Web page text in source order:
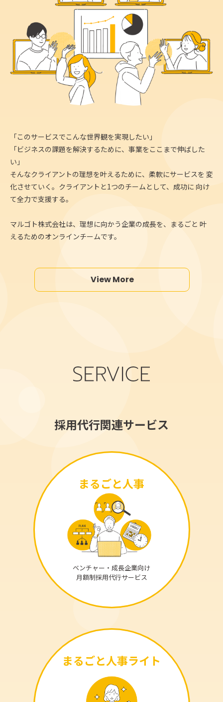
「このサービスでこんな世界観を実現したい」
「ビジネスの課題を解決するために、事業をここまで伸ばした
い」
そんなクライアントの理想を叶えるために、柔軟にサービスを 変
化させていく。クライアントと1つのチームとして、成功に 向け
て全力で支援する。
マルゴト株式会社は、理想に向かう企業の成長を、まるごと 叶
えるためのオンラインチームです。
View More
採用代行関連サービス
まるごと人事
ベンチャー・成長企業向け
月額制採用代行サービス
まるごと人事ライト